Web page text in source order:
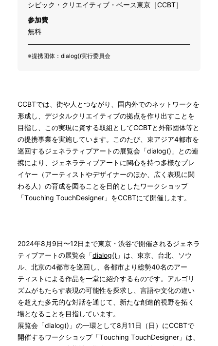
シビック・クリエイティブ・ベース東京［CCBT］
参加費
無料
※提携団体：dialog()実行委員会
CCBTでは、街や人とつながり、国内外でのネットワークを
形成し、デジタルクリエイティブの拠点を作り出すことを
目指し、この実現に資する取組としてCCBTと外部団体等と
の提携事業を実施しています。このたび、東アジア4都市を
巡回するジェネラティブアートの展覧会「dialog()」との連
携により、ジェネラティブアートに関心を持つ多様なプレ
イヤー（アーティストやデザイナーのほか、広く表現に関
わる人）の育成を図ることを目的としたワークショップ
「Touching TouchDesigner」をCCBTにて開催します。
2024年8月9日〜12日まで東京・渋谷で開催されるジェネラ
ティブアートの展覧会「dialog() 」は、東京、台北、ソウ
ル、北京の4都市を巡回し、各都市より総勢40名のアー
ティストによる作品を一堂に紹介するものです。アルゴリ
ズムがもたらす表現の可能性を探求し、言語や文化の違い
を超えた多元的な対話を通じて、新たな創造的視野を拓く
場となることを目指しています。
展覧会「dialog()」の一環として8月11日（日）にCCBTで
開催するワークショップ「Touching TouchDesigner」は、